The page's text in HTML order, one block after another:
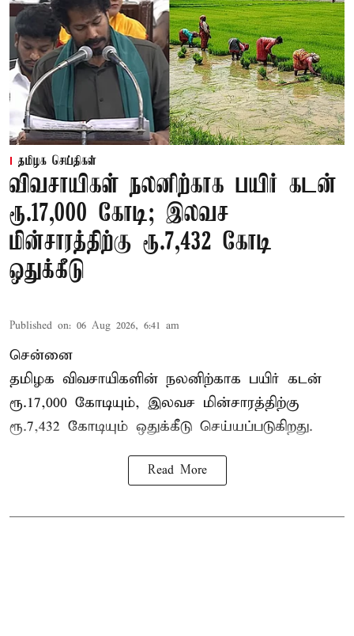
தமிழக செய்திகள்
விவசாயிகள் நலனிற்காக பயிர் கடன்
ரூ.17,000 கோடி; இலவச
மின்சாரத்திற்கு ரூ.7,432 கோடி
ஒதுக்கீடு
Published on: 06 Aug 2026, 6:41 am
சென்னை
தமிழக விவசாயிகளின் நலனிற்காக பயிர் கடன்
ரூ.17,000 கோடியும், இலவச மின்சாரத்திற்கு
ரூ.7,432 கோடியும் ஒதுக்கீடு செய்யப்படுகிறது.
Read More